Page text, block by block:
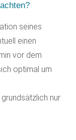
seines
einen
vor dem
optimal um
nur